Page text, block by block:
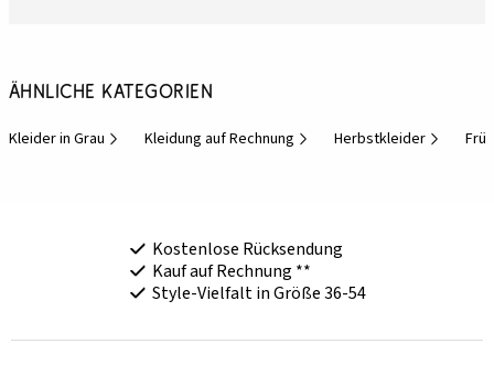
Ähnliche Kategorien
Kleider in Grau Kleidung auf Rechnung Herbstkleider
Kostenlose Rücksendung
Kauf auf Rechnung **
Style-Vielfalt in Größe 36-54